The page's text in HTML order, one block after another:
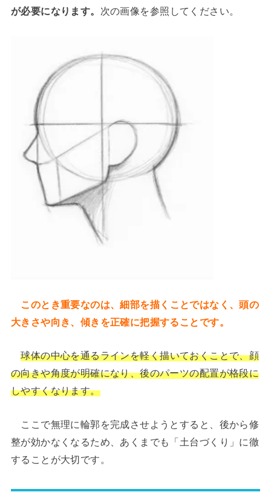
が必要になります。 次の画像を参照してください。
このとき重要なのは、細部を描くことではなく、頭の
大きさや向き、傾きを正確に把握することです。
球体の中心を通るラインを軽く描いておくことで、顔
の向きや角度が明確になり、後のパーツの配置が格段に
しやすくなります。
ここで無理に輪郭を完成させようとすると、後から修
整が効かなくなるため、あくまでも「土台づくり」に徹
することが大切です。